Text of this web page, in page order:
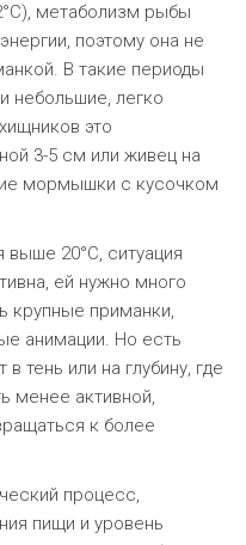
метаболизм рыбы
поэтому она не
В такие периоды
небольшие, легко
это
3-5 см или живец на
мормышки с кусочком
выше 20°C, ситуация
ей нужно много
крупные приманки,
анимации. Но есть
тень или на глубину, где
менее активной,
к более
процесс,
пищи и уровень